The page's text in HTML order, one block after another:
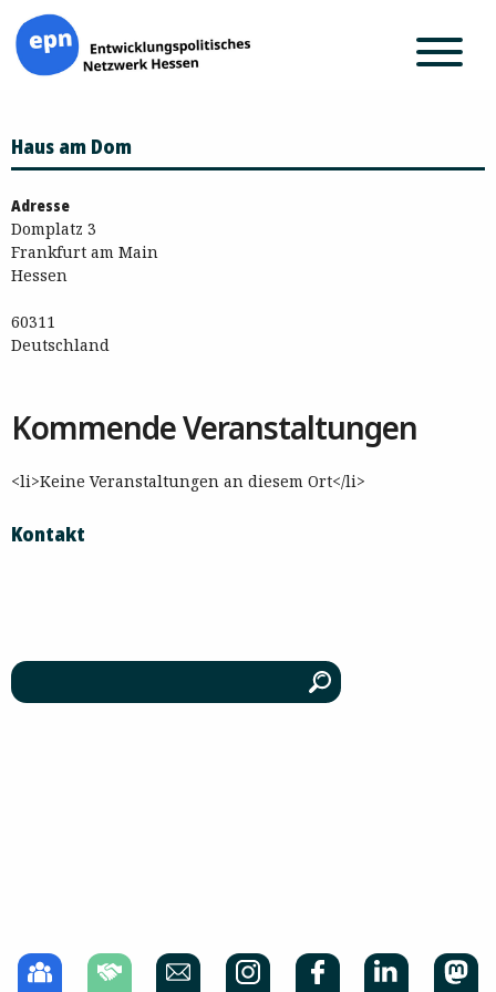
Inhalt
springen
Haus am Dom
Adresse
Domplatz 3
Frankfurt am Main
Hessen
60311
Deutschland
Kommende Veranstaltungen
<li>Keine Veranstaltungen an diesem Ort</li>
Kontakt